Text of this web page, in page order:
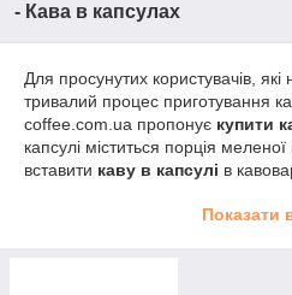
- Кава в капсулах
Для просунутих користувачів,
тривалий процес приготування
coffee.com.ua пропонує купити
капсулі міститься порція
вставити каву в капсулі в
Кава вПоказати